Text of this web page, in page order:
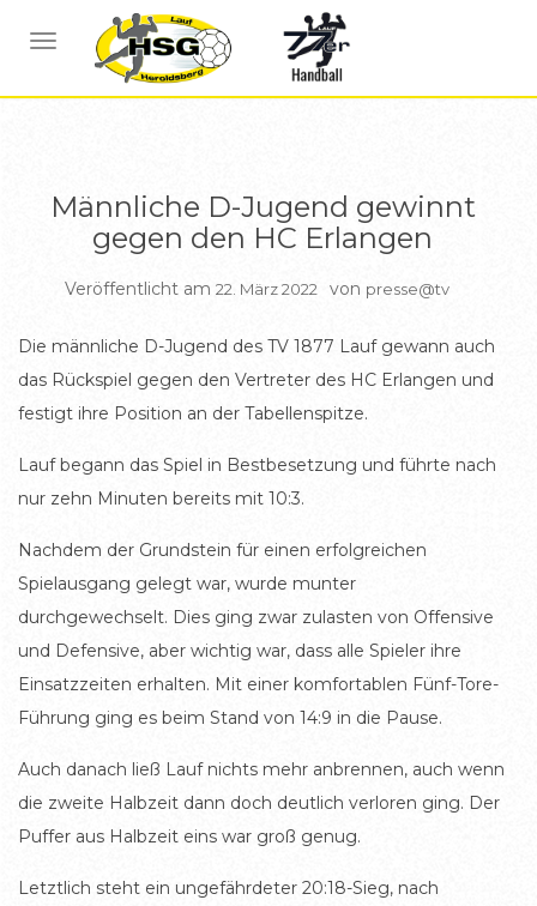
NAVIGATION UMSCHALTEN
BERICHTE D JUGEND
Männliche D-Jugend gewinnt
gegen den HC Erlangen
Veröffentlicht am 22. März 2022 von presse@tv
Die männliche D-Jugend des TV 1877 Lauf gewann auch
das Rückspiel gegen den Vertreter des HC Erlangen und
festigt ihre Position an der Tabellenspitze.
Lauf begann das Spiel in Bestbesetzung und führte nach
nur zehn Minuten bereits mit 10:3.
Nachdem der Grundstein für einen erfolgreichen
Spielausgang gelegt war, wurde munter
durchgewechselt. Dies ging zwar zulasten von Offensive
und Defensive, aber wichtig war, dass alle Spieler ihre
Einsatzzeiten erhalten. Mit einer komfortablen Fünf-Tore-
Führung ging es beim Stand von 14:9 in die Pause.
Auch danach ließ Lauf nichts mehr anbrennen, auch wenn
die zweite Halbzeit dann doch deutlich verloren ging. Der
Puffer aus Halbzeit eins war groß genug.
Letztlich steht ein ungefährdeter 20:18-Sieg, nach